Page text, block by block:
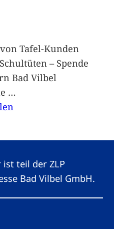
Tafel-Kunden
– Spende
Bad Vilbel
…
ist teil der ZLP
Bad Vilbel GmbH.